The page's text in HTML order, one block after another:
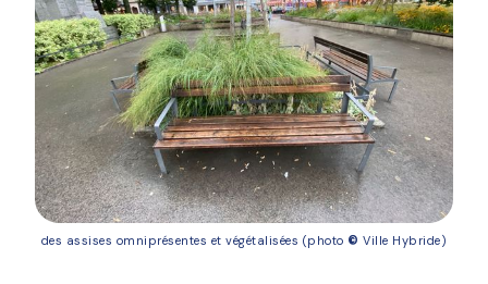
des assises omniprésentes et végétalisées (photo ©Ville Hybride)